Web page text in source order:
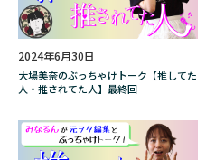
注意点
浅田舞
海外旅行
漆
漢 漫画
煙のあった風景
2024年6月30日
大場美奈のぶっちゃけトーク【推してた
人・推されてた人】最終回